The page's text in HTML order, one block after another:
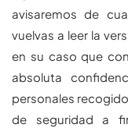
avisaremos de
vuelvas a leer la
en su caso que
absoluta
personales
de seguridad a